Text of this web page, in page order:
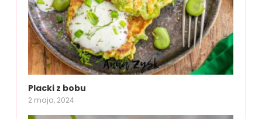
Placki z bobu
2 maja, 2024